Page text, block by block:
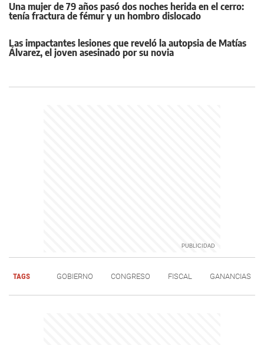
Una mujer de 79 años pasó dos noches herida en el cerro:
tenía fractura de fémur y un hombro dislocado
Las impactantes lesiones que reveló la autopsia de Matías
Álvarez, el joven asesinado por su novia
TAGS GOBIERNO CONGRESO FISCAL GANANCIAS